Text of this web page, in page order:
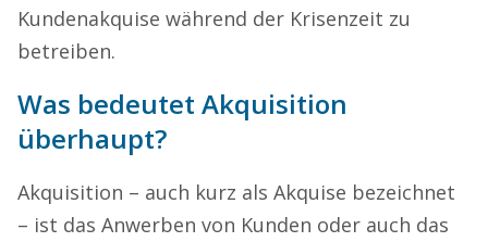
Kundenakquise während der Krisenzeit zu
betreiben.
Was bedeutet Akquisition
überhaupt?
Akquisition – auch kurz als Akquise bezeichnet
– ist das Anwerben von Kunden oder auch das